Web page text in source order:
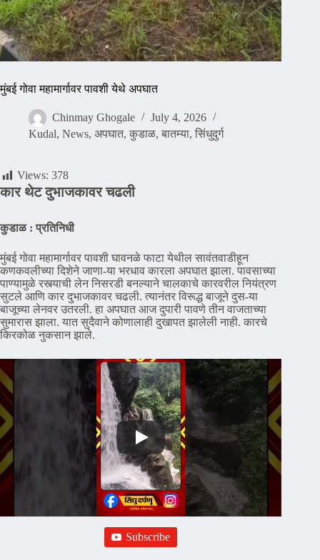
मुंबई गोवा महामार्गावर पावशी येथे अपघात
Chinmay Ghogale
July 4, 2026
Kudal, News, अपघात, कुडाळ, बातम्या, सिंधुदुर्ग
Views: 378
कार थेट दुभाजकावर चढली
कुडाळ : प्रतिनिधी
मुंबई गोवा महामार्गावर पावशी घावनळे फाटा येथील सावंतवाडीहून
कणकवलीच्या दिशेने जाणा-या भरधाव कारला अपघात झाला. पावसाच्या
पाण्यामुळे रस्त्याची लेन निसरडी बनल्याने चालकाचे कारवरील नियंत्रण
सुटले आणि कार दुभाजकावर चढली. त्यानंतर विरूद्ध बाजूने दुस-या
बाजूच्या लेनवर उतरली. हा अपघात आज दुपारी पावणे तीन वाजताच्या
सुमारास झाला. यात सुदैवाने कोणालाही दुखापत झालेली नाही. कारचे
किरकोळ नुकसान झाले.
Subscribe